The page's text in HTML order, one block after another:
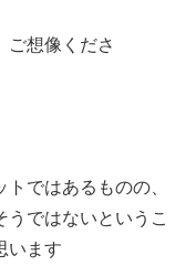
ご想像くださ
ではあるものの、
ではないというこ
います